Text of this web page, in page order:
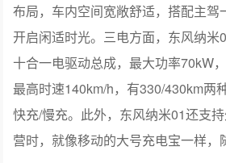
布局，车内空间宽敞舒适，搭配主驾
开启闲适时光。三电方面，东风纳米
十合一电驱动总成，最大功率70kW，
最高时速140km/h，有330/430km两
快充/慢充。此外，东风纳米01还支
营时，就像移动的大号充电宝一样，